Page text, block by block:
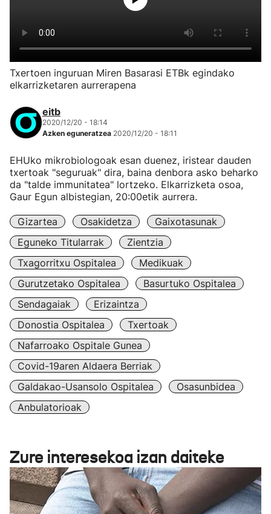
Txertoen inguruan Miren Basarasi ETBk egindako
elkarrizketaren aurrerapena
eitb
2020/12/20 - 18:14
Azken eguneratzea 2020/12/20 - 18:11
EHUko mikrobiologoak esan duenez, iristear dauden
txertoak "seguruak" dira, baina denbora asko beharko
da "talde immunitatea" lortzeko. Elkarrizketa osoa,
Gaur Egun albistegian, 20:00etik aurrera.
Gizartea Osakidetza
Gaixotasunak
Eguneko Titularrak
Zientzia
Txagorritxu Ospitalea
Medikuak
Gurutzetako Ospitalea
Basurtuko Ospitalea
Sendagaiak
Erizaintza
Donostia Ospitalea
Txertoak
Nafarroako Ospitale Gunea
Covid-19aren Aldaera Berriak
Galdakao-Usansolo Ospitalea
Osasunbidea
Anbulatorioak
Zure interesekoa izan daiteke